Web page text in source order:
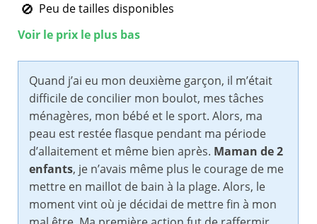
Peu de tailles disponibles
Voir le prix le plus bas
Quand j’ai eu mon deuxième garçon, il m’était
difficile de concilier mon boulot, mes tâches
ménagères, mon bébé et le sport. Alors, ma
peau est restée flasque pendant ma période
d’allaitement et même bien après. Maman de 2
enfants, je n’avais même plus le courage de me
mettre en maillot de bain à la plage. Alors, le
moment vint où je décidai de mettre fin à mon